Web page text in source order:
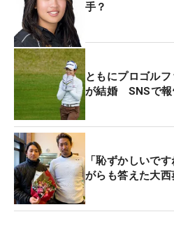
2人の出会いはオンライン上
いわゆるマッチングアプリ。
いたと話すが、相手が“まと
と、その後は本名も明かし
う。
最初の2カ月は画面上でしか
た。当初ジャスミンは「ゴル
なくて、イベントコーディ
る」と伝えた。その後、自身
ルファーであることを告白し
手？
ともにプロゴル
が結婚 SNSで報
「恥ずかしいで
がらも答えた大